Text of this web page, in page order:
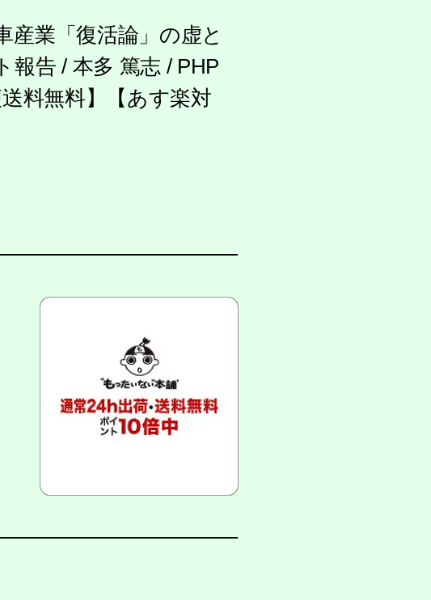
産業「復活論」の虚と
報告 / 本多 篤志 / PHP
料無料】【あす楽対